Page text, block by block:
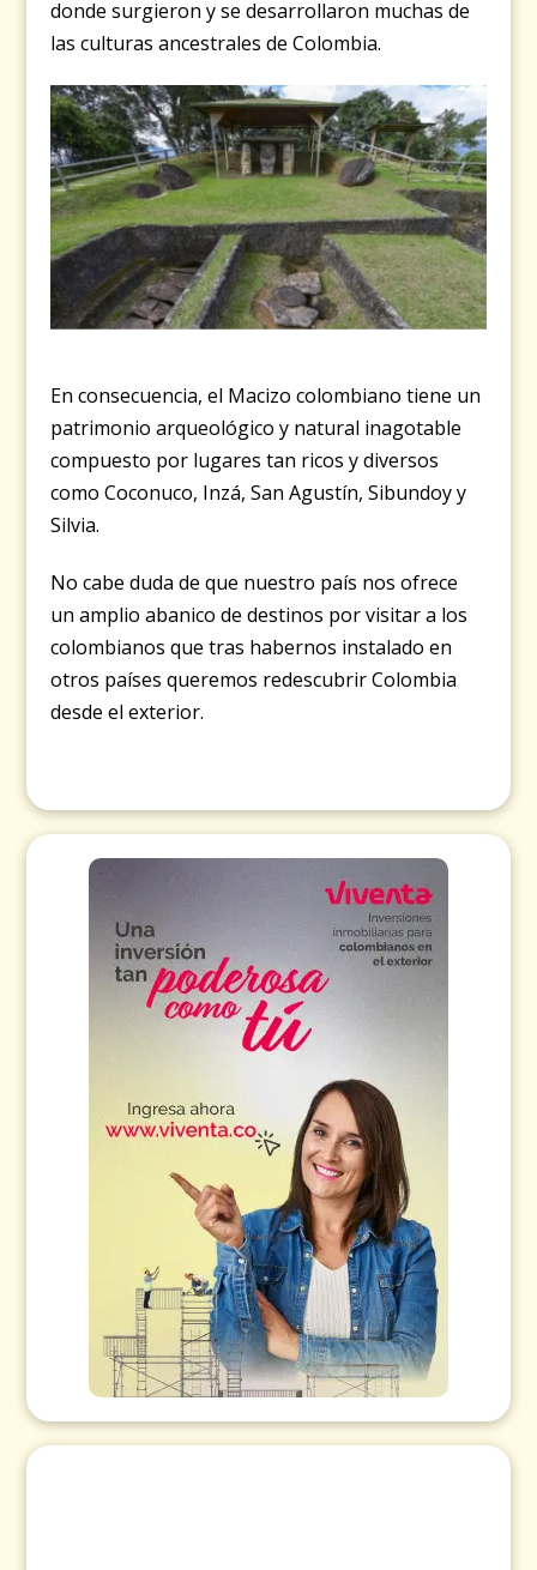
donde surgieron y se desarrollaron muchas de
las culturas ancestrales de Colombia.
En consecuencia, el Macizo colombiano tiene un
patrimonio arqueológico y natural inagotable
compuesto por lugares tan ricos y diversos
como Coconuco, Inzá, San Agustín, Sibundoy y
Silvia.
No cabe duda de que nuestro país nos ofrece
un amplio abanico de destinos por visitar a los
colombianos que tras habernos instalado en
otros países queremos redescubrir Colombia
desde el exterior.